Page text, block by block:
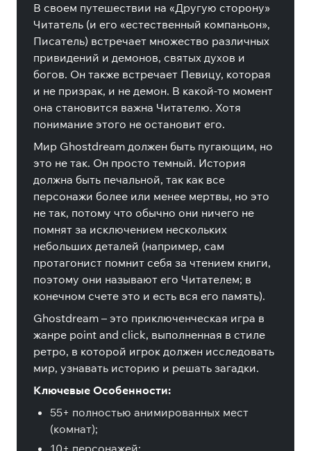
В своем путешествии на «Другую сторону»
Читатель (и его «естественный компаньон»,
Писатель) встречает множество различных
привидений и демонов, святых духов и
богов. Он также встречает Певицу, которая
и не призрак, и не демон. В какой-то момент
она становится важна Читателю. Хотя
понимание этого не остановит его.
Мир Ghostdream должен быть пугающим, но
это не так. Он просто темный. История
должна быть печальной, так как все
персонажи более или менее мертвы, но это
не так, потому что обычно они ничего не
помнят за исключением нескольких
небольших деталей (например, сам
протагонист помнит себя за чтением книги,
поэтому они называют его Читателем; в
конечном счете это и есть вся его память).
Ghostdream – это приключенческая игра в
жанре point and click, выполненная в стиле
ретро, в которой игрок должен исследовать
мир, узнавать историю и решать загадки.
Ключевые Особенности:
55+ полностью анимированных мест
(комнат);
10+ персонажей;